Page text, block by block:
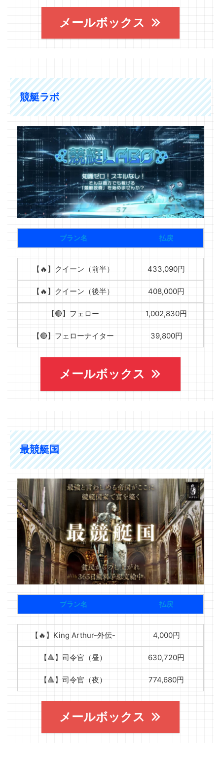
メールボックス
競艇ラボ
プラン名 払戻
【🔥】クイーン（前半） 433,090円
【🔥】クイーン（後半） 408,000円
【🔴】フェロー 1,002,830円
【🔴】フェローナイター 39,800円
メールボックス
最競艇国
プラン名 払戻
【🔥】King Arthur-外伝- 4,000円
【🔺】司令官（昼） 630,720円
【🔺】司令官（夜） 774,680円
メールボックス